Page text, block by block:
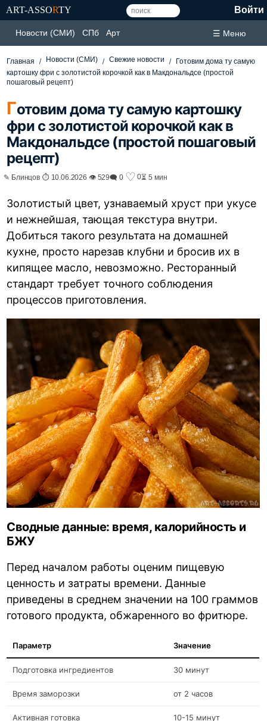
ART-ASSORTY Войти
Новости (СМИ) СПб Арт ☰ Меню
Главная Новости (СМИ) Свежие новости
Готовим дома ту самую
картошку фри с золотистой корочкой как в Макдональдсе (простой
пошаговый рецепт)
Готовим дома ту самую картошку
фри с золотистой корочкой как в
Макдональдсе (простой пошаговый
рецепт)
✎ Блинцов ⏱ 10.06.2026 👁 529🗨 0 ♡ 0⏳ 5 мин
Золотистый цвет, узнаваемый хруст при укусе
и нежнейшая, тающая текстура внутри.
Добиться такого результата на домашней
кухне, просто нарезав клубни и бросив их в
кипящее масло, невозможно. Ресторанный
стандарт требует точного соблюдения
процессов приготовления.
Сводные данные: время, калорийность и
БЖУ
Перед началом работы оценим пищевую
ценность и затраты времени. Данные
приведены в среднем значении на 100 граммов
готового продукта, обжаренного во фритюре.
Параметр Значение
Подготовка ингредиентов 30 минут
Время заморозки от 2 часов
Активная готовка 10-15 минут